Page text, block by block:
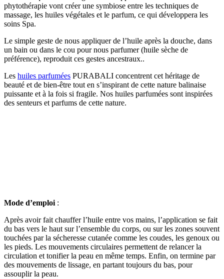
phytothérapie vont créer une symbiose entre les techniques de
massage, les huiles végétales et le parfum, ce qui développera les
soins Spa.
Le simple geste de nous appliquer de l’huile après la douche, dans
un bain ou dans le cou pour nous parfumer (huile sèche de
préférence), reproduit ces gestes ancestraux..
Les huiles parfumées PURABALI concentrent cet héritage de
beauté et de bien-être tout en s’inspirant de cette nature balinaise
puissante et à la fois si fragile. Nos huiles parfumées sont inspirées
des senteurs et parfums de cette nature.
Mode d’emploi :
Après avoir fait chauffer l’huile entre vos mains, l’application se fait
du bas vers le haut sur l’ensemble du corps, ou sur les zones souvent
touchées par la sécheresse cutanée comme les coudes, les genoux ou
les pieds. Les mouvements circulaires permettent de relancer la
circulation et tonifier la peau en même temps. Enfin, on termine par
des mouvements de lissage, en partant toujours du bas, pour
assouplir la peau.